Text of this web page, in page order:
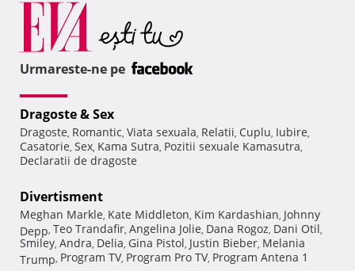
Urmareste-ne pe
Dragoste & Sex
Dragoste, Romantic, Viata sexuala, Relatii, Cuplu, Iubire,
Casatorie, Sex, Kama Sutra, Pozitii sexuale Kamasutra,
Declaratii de dragoste
Divertisment
Meghan Markle, Kate Middleton, Kim Kardashian, Johnny
Depp, Teo Trandafir, Angelina Jolie, Dana Rogoz, Dani Otil,
Smiley, Andra, Delia, Gina Pistol, Justin Bieber, Melania
Trump, Program TV, Program Pro TV, Program Antena 1